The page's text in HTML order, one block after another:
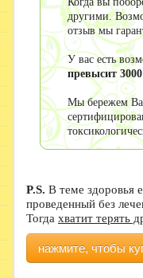
другими.
отзыв мы
У вас есть
превысит
Мы бережем
P.S. В теме здоровья
проведенный без
Тогда хватит терять
нажмите, чтобы